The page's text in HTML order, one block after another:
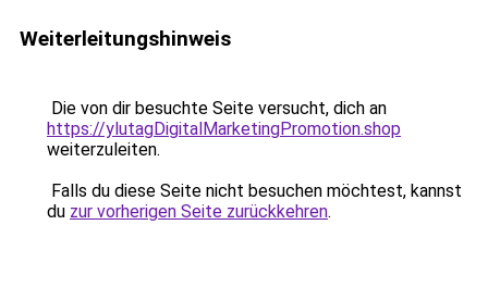
Weiterleitungshinweis
Die von dir besuchte Seite versucht, dich an
https://ylutagDigitalMarketingPromotion.shop
weiterzuleiten.
Falls du diese Seite nicht besuchen möchtest, kannst
du zur vorherigen Seite zurückkehren.